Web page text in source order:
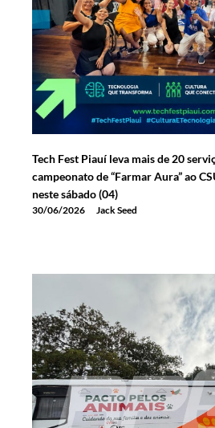
Tech Fest Piauí leva mais de 20
campeonato de “Farmar Aura” ao
neste sábado (04)
30/06/2026 Jack Seed